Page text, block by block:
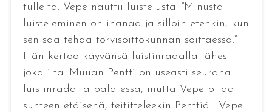
tulleita. Vepe nauttii luistelusta: ”Minusta
luisteleminen on ihanaa ja silloin etenkin, kun
sen saa tehdä torvisoittokunnan soittaessa.”
Hän kertoo käyvänsä luistinradalla lähes
joka ilta. Muuan Pentti on useasti seurana
luistinradalta palatessa, mutta Vepe pitää
suhteen etäisenä, teititteleekin Penttiä. Vepe